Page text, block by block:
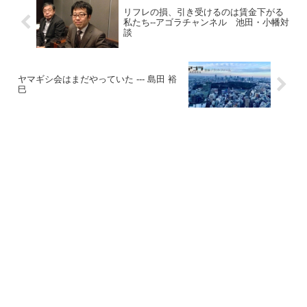
リフレの損、引き受けるのは賃金下がる
私たち--アゴラチャンネル 池田・小幡対
談
ヤマギシ会はまだやっていた --- 島田 裕
巳